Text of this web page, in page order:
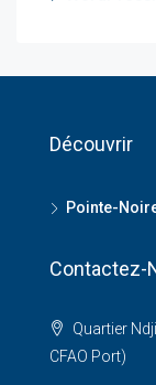
Découvrir
Pointe-
Contactez-
Quartier
CFAO Port)